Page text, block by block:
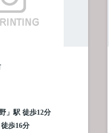
」駅 徒歩12分
歩16分